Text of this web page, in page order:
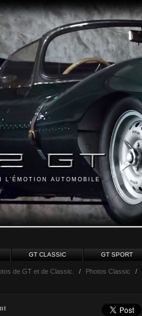
L'ÉMOTION AUTOMOBILE
GT CLASSIC GT SPORT
de GT et de Classic. / Photos Classic /